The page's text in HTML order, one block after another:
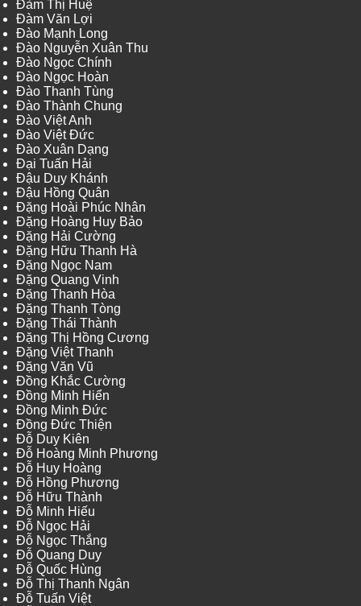
Đàm Thị Huệ
Đàm Văn Lợi
Đào Mạnh Long
Đào Nguyễn Xuân Thu
Đào Ngọc Chính
Đào Ngọc Hoàn
Đào Thanh Tùng
Đào Thành Chung
Đào Việt Anh
Đào Việt Đức
Đào Xuân Dạng
Đại Tuấn Hải
Đậu Duy Khánh
Đậu Hồng Quân
Đặng Hoài Phúc Nhân
Đặng Hoàng Huy Bảo
Đặng Hải Cường
Đặng Hữu Thanh Hà
Đặng Ngọc Nam
Đặng Quang Vinh
Đặng Thanh Hòa
Đặng Thanh Tòng
Đặng Thái Thành
Đặng Thị Hồng Cương
Đặng Việt Thanh
Đặng Văn Vũ
Đồng Khắc Cường
Đồng Minh Hiển
Đồng Minh Đức
Đồng Đức Thiện
Đỗ Duy Kiên
Đỗ Hoàng Minh Phương
Đỗ Huy Hoàng
Đỗ Hồng Phương
Đỗ Hữu Thành
Đỗ Minh Hiếu
Đỗ Ngọc Hải
Đỗ Ngọc Thắng
Đỗ Quang Duy
Đỗ Quốc Hùng
Đỗ Thị Thanh Ngân
Đỗ Tuấn Việt